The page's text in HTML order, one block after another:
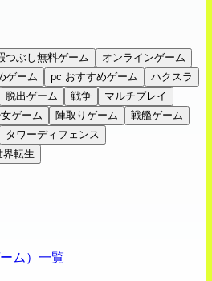
つぶし無料ゲーム
オンラインゲーム
ゲーム pc おすすめゲーム
ハクスラ
脱出ゲーム 戦争
マルチプレイ
ゲーム 陣取りゲーム
戦艦ゲーム
タワーディフェンス
界転生
ム）一覧